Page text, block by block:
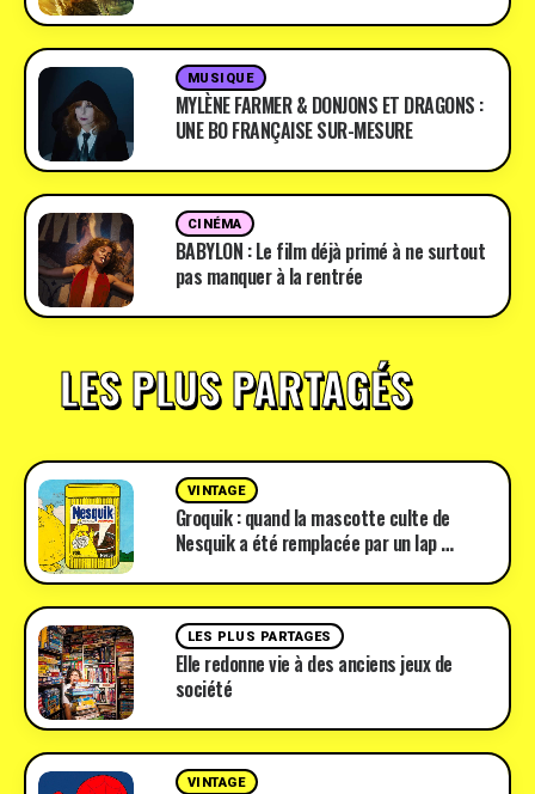
MUSIQUE
MYLÈNE FARMER & DONJONS ET DRAGONS :
UNE BO FRANÇAISE SUR-MESURE
CINÉMA
BABYLON : Le film déjà primé à ne surtout
pas manquer à la rentrée
LES PLUS PARTAGÉS
VINTAGE
Groquik : quand la mascotte culte de
Nesquik a été remplacée par un lap …
LES PLUS PARTAGES
Elle redonne vie à des anciens jeux de
société
VINTAGE